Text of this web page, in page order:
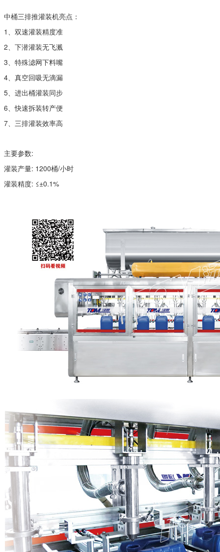
中桶三排推灌装机亮点：
1、双速灌装精度准
2、下潜灌装无飞溅
3、特殊滤网下料嘴
4、真空回吸无滴漏
5、进出桶灌装同步
6、快速拆装转产便
7、三排灌装效率高
主要参数:
灌装产量: 1200桶/小时
灌装精度: ≤±0.1%